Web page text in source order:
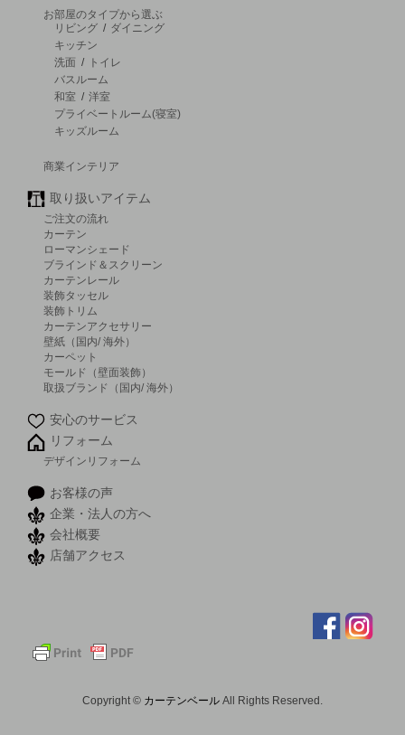
お部屋のタイプから選ぶ
リビング / ダイニング
キッチン
洗面 /
トイレ
バスルーム
和室 / 洋室
プライベートルーム(寝室)
キッズルーム
商業インテリア
取り扱いアイテム
ご注文の流れ
カーテン
ローマンシェード
ブラインド＆スクリーン
カーテンレール
装飾タッセル
装飾トリム
カーテンアクセサリー
壁紙（国内/ 海外）
カーペット
モールド（壁面装飾）
取扱ブランド（国内/ 海外）
安心のサービス
リフォーム
デザインリフォーム
お客様の声
企業・法人の方へ
会社概要
店舗アクセス
Copyright © カーテンベール All Rights Reserved.